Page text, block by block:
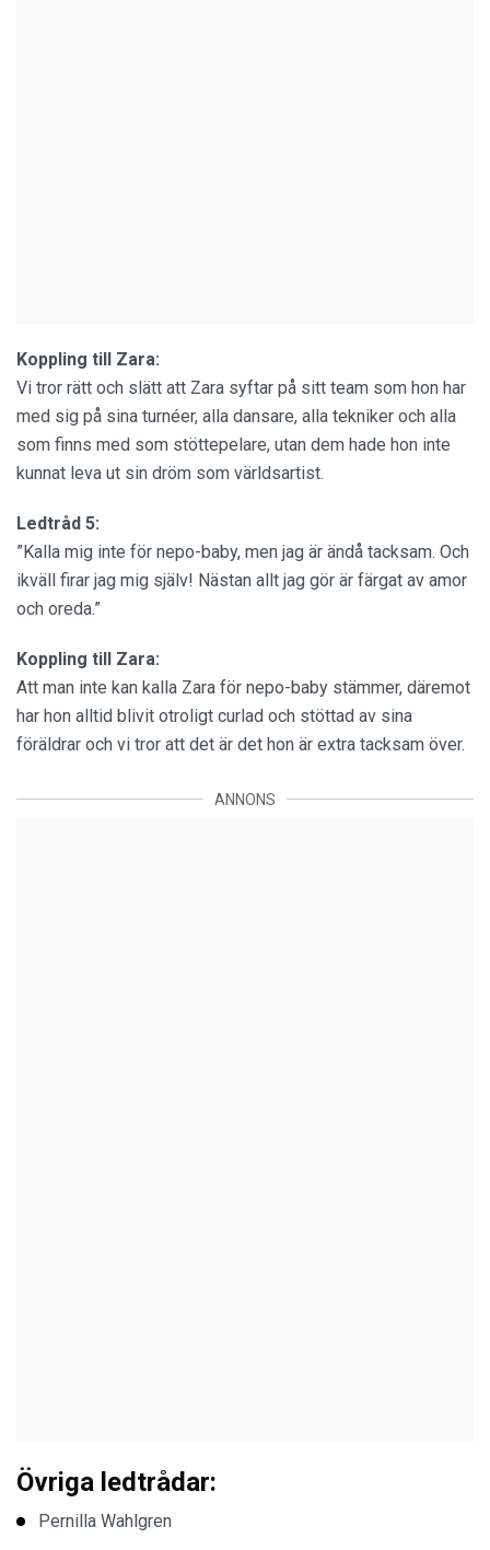
Koppling till Zara:
Vi tror rätt och slätt att Zara syftar på sitt team som hon har
med sig på sina turnéer, alla dansare, alla tekniker och alla
som finns med som stöttepelare, utan dem hade hon inte
kunnat leva ut sin dröm som världsartist.
Ledtråd 5:
”Kalla mig inte för nepo-baby, men jag är ändå tacksam. Och
ikväll firar jag mig själv! Nästan allt jag gör är färgat av amor
och oreda.”
Koppling till Zara:
Att man inte kan kalla Zara för nepo-baby stämmer, däremot
har hon alltid blivit otroligt curlad och stöttad av sina
föräldrar och vi tror att det är det hon är extra tacksam över.
ANNONS
Övriga ledtrådar:
Pernilla Wahlgren